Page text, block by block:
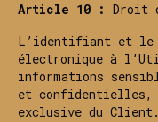
Article 10 : Droit
L’identifiant et le
électronique à
informations
et confidentielles,
exclusive du